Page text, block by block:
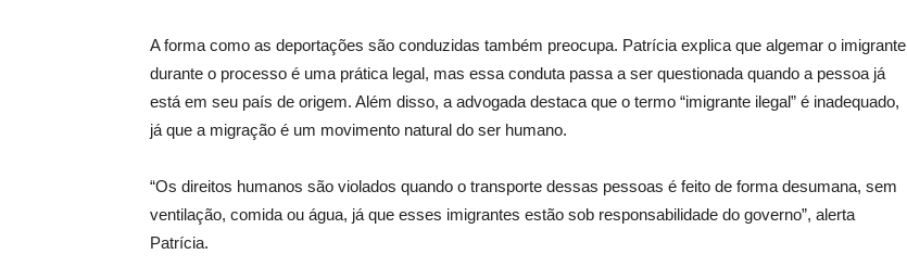
A forma como as deportações são conduzidas também preocupa. Patrícia explica que algemar o imigrante
durante o processo é uma prática legal, mas essa conduta passa a ser questionada quando a pessoa já
está em seu país de origem. Além disso, a advogada destaca que o termo “imigrante ilegal” é inadequado,
já que a migração é um movimento natural do ser humano.
“Os direitos humanos são violados quando o transporte dessas pessoas é feito de forma desumana, sem
ventilação, comida ou água, já que esses imigrantes estão sob responsabilidade do governo”, alerta
Patrícia.